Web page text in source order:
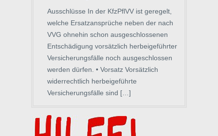
Ausschlüsse In der KfzPflVV ist geregelt,
welche Ersatzansprüche neben der nach
VVG ohnehin schon ausgeschlossenen
Entschädigung vorsätzlich herbeigeführter
Versicherungsfälle noch ausgeschlossen
werden dürfen. • Vorsatz Vorsätzlich
widerrechtlich herbeigeführte
Versicherungsfälle sind […]